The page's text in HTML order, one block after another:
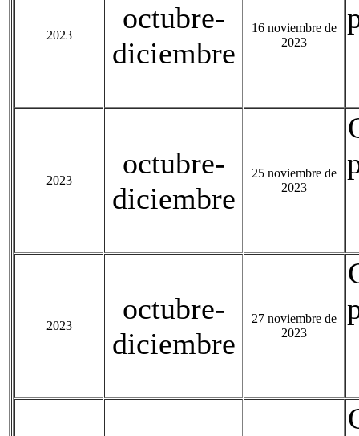
2023
octubre-
diciembre
16 noviembre de
2023
2023
octubre-
diciembre
25 noviembre de
2023
2023
octubre-
diciembre
27 noviembre de
2023